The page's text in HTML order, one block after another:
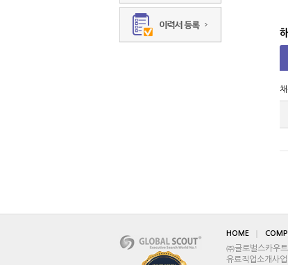
HOME
㈜글로벌스카우
유료직업소개사